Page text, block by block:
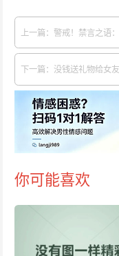
上一篇：警戒！禁言之语
你可能喜欢